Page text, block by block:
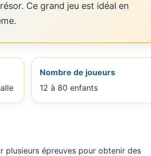
Ce grand jeu est idéal en
Nombre de joueurs
12 à 80 enfants
plusieurs épreuves pour obtenir des